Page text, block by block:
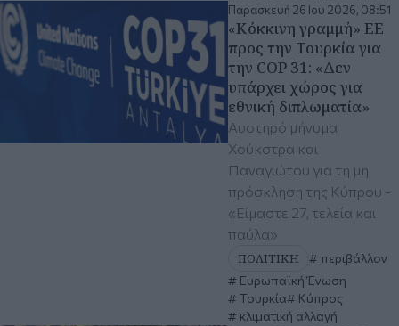
Παρασκευή 26 Ιου 2026, 08:51
«Κόκκινη γραμμή» ΕΕ
προς την Τουρκία για
την COP 31: «Δεν
υπάρχει χώρος για
εθνική διπλωματία»
Αυστηρό μήνυμα
Χούκστρα και
Παναγιώτου για τη μη
πρόσκληση της Κύπρου -
«Είμαστε 27, τελεία και
παύλα»
ΠΟΛΙΤΙΚΗ
περιβάλλον
Ευρωπαϊκή Ένωση
Τουρκία
Κύπρος
κλιματική αλλαγή